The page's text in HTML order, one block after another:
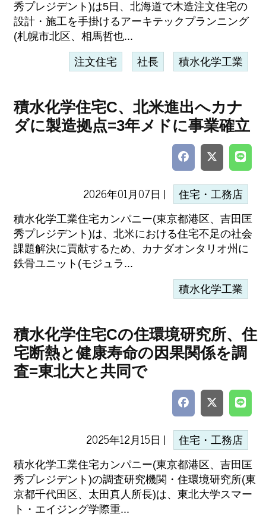
秀プレジデント)は5日、北海道で木造注文住宅の
設計・施工を手掛けるアーキテックプランニング
(札幌市北区、相馬哲也...
注文住宅 社長 積水化学工業
積水化学住宅C、北米進出へカナ
ダに製造拠点=3年メドに事業確立
2026年01月07日 | 住宅・工務店
積水化学工業住宅カンパニー(東京都港区、吉田匡
秀プレジデント)は、北米における住宅不足の社会
課題解決に貢献するため、カナダオンタリオ州に
鉄骨ユニット(モジュラ...
積水化学工業
積水化学住宅Cの住環境研究所、住
宅断熱と健康寿命の因果関係を調
査=東北大と共同で
2025年12月15日 | 住宅・工務店
積水化学工業住宅カンパニー(東京都港区、吉田匡
秀プレジデント)の調査研究機関・住環境研究所(東
京都千代田区、太田真人所長)は、東北大学スマー
ト・エイジング学際重...